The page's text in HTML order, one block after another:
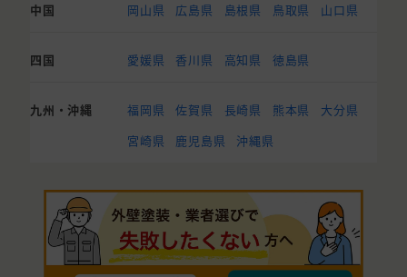
中国 岡山県 広島県 島根県 鳥取県 山口県
四国 愛媛県 香川県 高知県 徳島県
九州・沖縄 福岡県 佐賀県 長崎県 熊本県
大分県
宮崎県
鹿児島県 沖縄県